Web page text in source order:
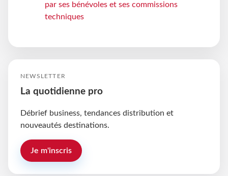
par ses bénévoles et ses commissions
techniques
NEWSLETTER
La quotidienne pro
Débrief business, tendances distribution et
nouveautés destinations.
Je m'inscris